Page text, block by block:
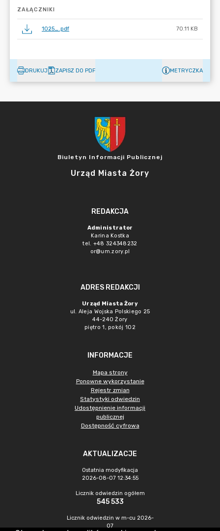
ZAŁĄCZNIKI
1025_.pdf 70.11 KB
DRUKUJ ZAPISZ DO PDF METRYCZKA
Biuletyn Informacji Publicznej
Urząd Miasta Żory
REDAKCJA
Administrator
Karina Kostka
tel. +48 324348232
or@um.zory.pl
ADRES REDAKCJI
Urząd Miasta Żory
ul. Aleja Wojska Polskiego 25
44-240 Żory
piętro 1, pokój 102
INFORMACJE
Mapa strony
Ponowne wykorzystanie
Rejestr zmian
Statystyki odwiedzin
Udostępnienie informacji
publicznej
Dostępność cyfrowa
AKTUALIZACJE
Ostatnia modyfikacja
2026-08-07 12:34:55
Licznik odwiedzin ogółem
545 533
Licznik odwiedzin w m-cu 2026-
07